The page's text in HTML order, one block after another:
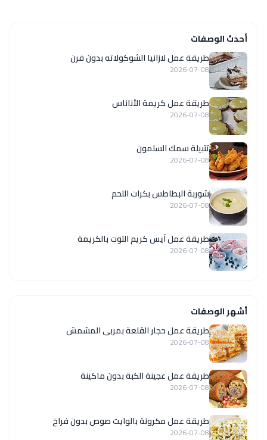
أحدث الوصفات
طريقة عمل لازانيا الشوكولاته بدون فرن
2026-07-08
طريقة عمل كريمة الأناناس
2026-07-08
تتبيلة سمك السلمون
2026-07-08
شوربة البطاطس بكرات اللحم
2026-07-08
طريقة عمل آيس كريم التوت بالكريمة
2026-07-08
أشهر الوصفات
طريقة عمل حجار القلعة بمربى المشمش
2026-07-08
طريقة عمل عجينة الكبة بدون ماكينة
2026-07-08
طريقة عمل مكرونة بالوايت صوص بدون فراخ
2026-07-08